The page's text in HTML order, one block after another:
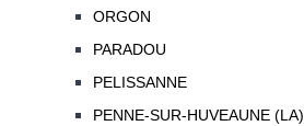
ORGON
PARADOU
PELISSANNE
PENNE-SUR-HUVEAUNE (LA)